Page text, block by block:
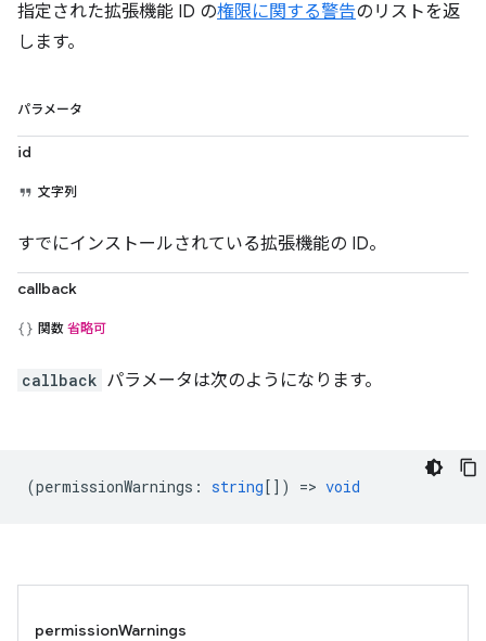
指定された拡張機能 ID の権限に関する警告のリストを返
します。
パラメータ
id
文字列
すでにインストールされている拡張機能の ID。
callback
関数 省略可
callback パラメータは次のようになります。
(permissionWarnings : string[]) => void
permissionWarnings